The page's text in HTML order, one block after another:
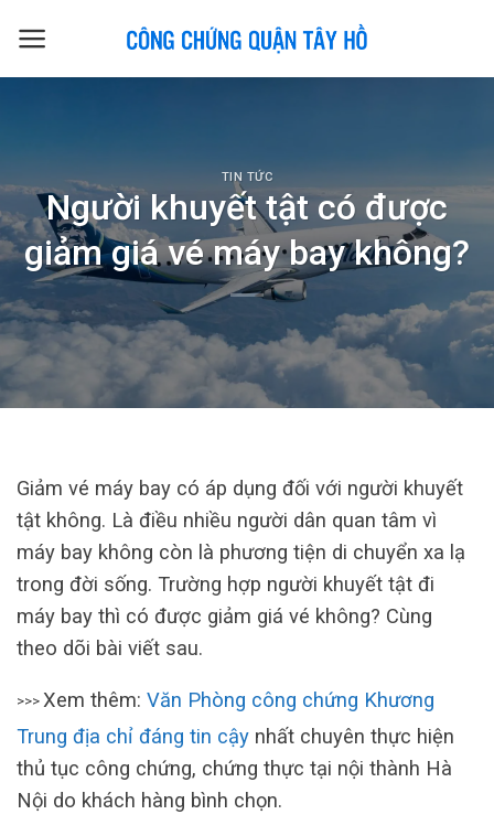
TIN TỨC
Người khuyết tật có được
giảm giá vé máy bay không?
Giảm vé máy bay có áp dụng đối với người khuyết
tật không. Là điều nhiều người dân quan tâm vì
máy bay không còn là phương tiện di chuyển xa lạ
trong đời sống. Trường hợp người khuyết tật đi
máy bay thì có được giảm giá vé không? Cùng
theo dõi bài viết sau.
>>> Xem thêm: Văn Phòng công chứng Khương
Trung địa chỉ đáng tin cậy nhất chuyên thực hiện
thủ tục công chứng, chứng thực tại nội thành Hà
Nội do khách hàng bình chọn.